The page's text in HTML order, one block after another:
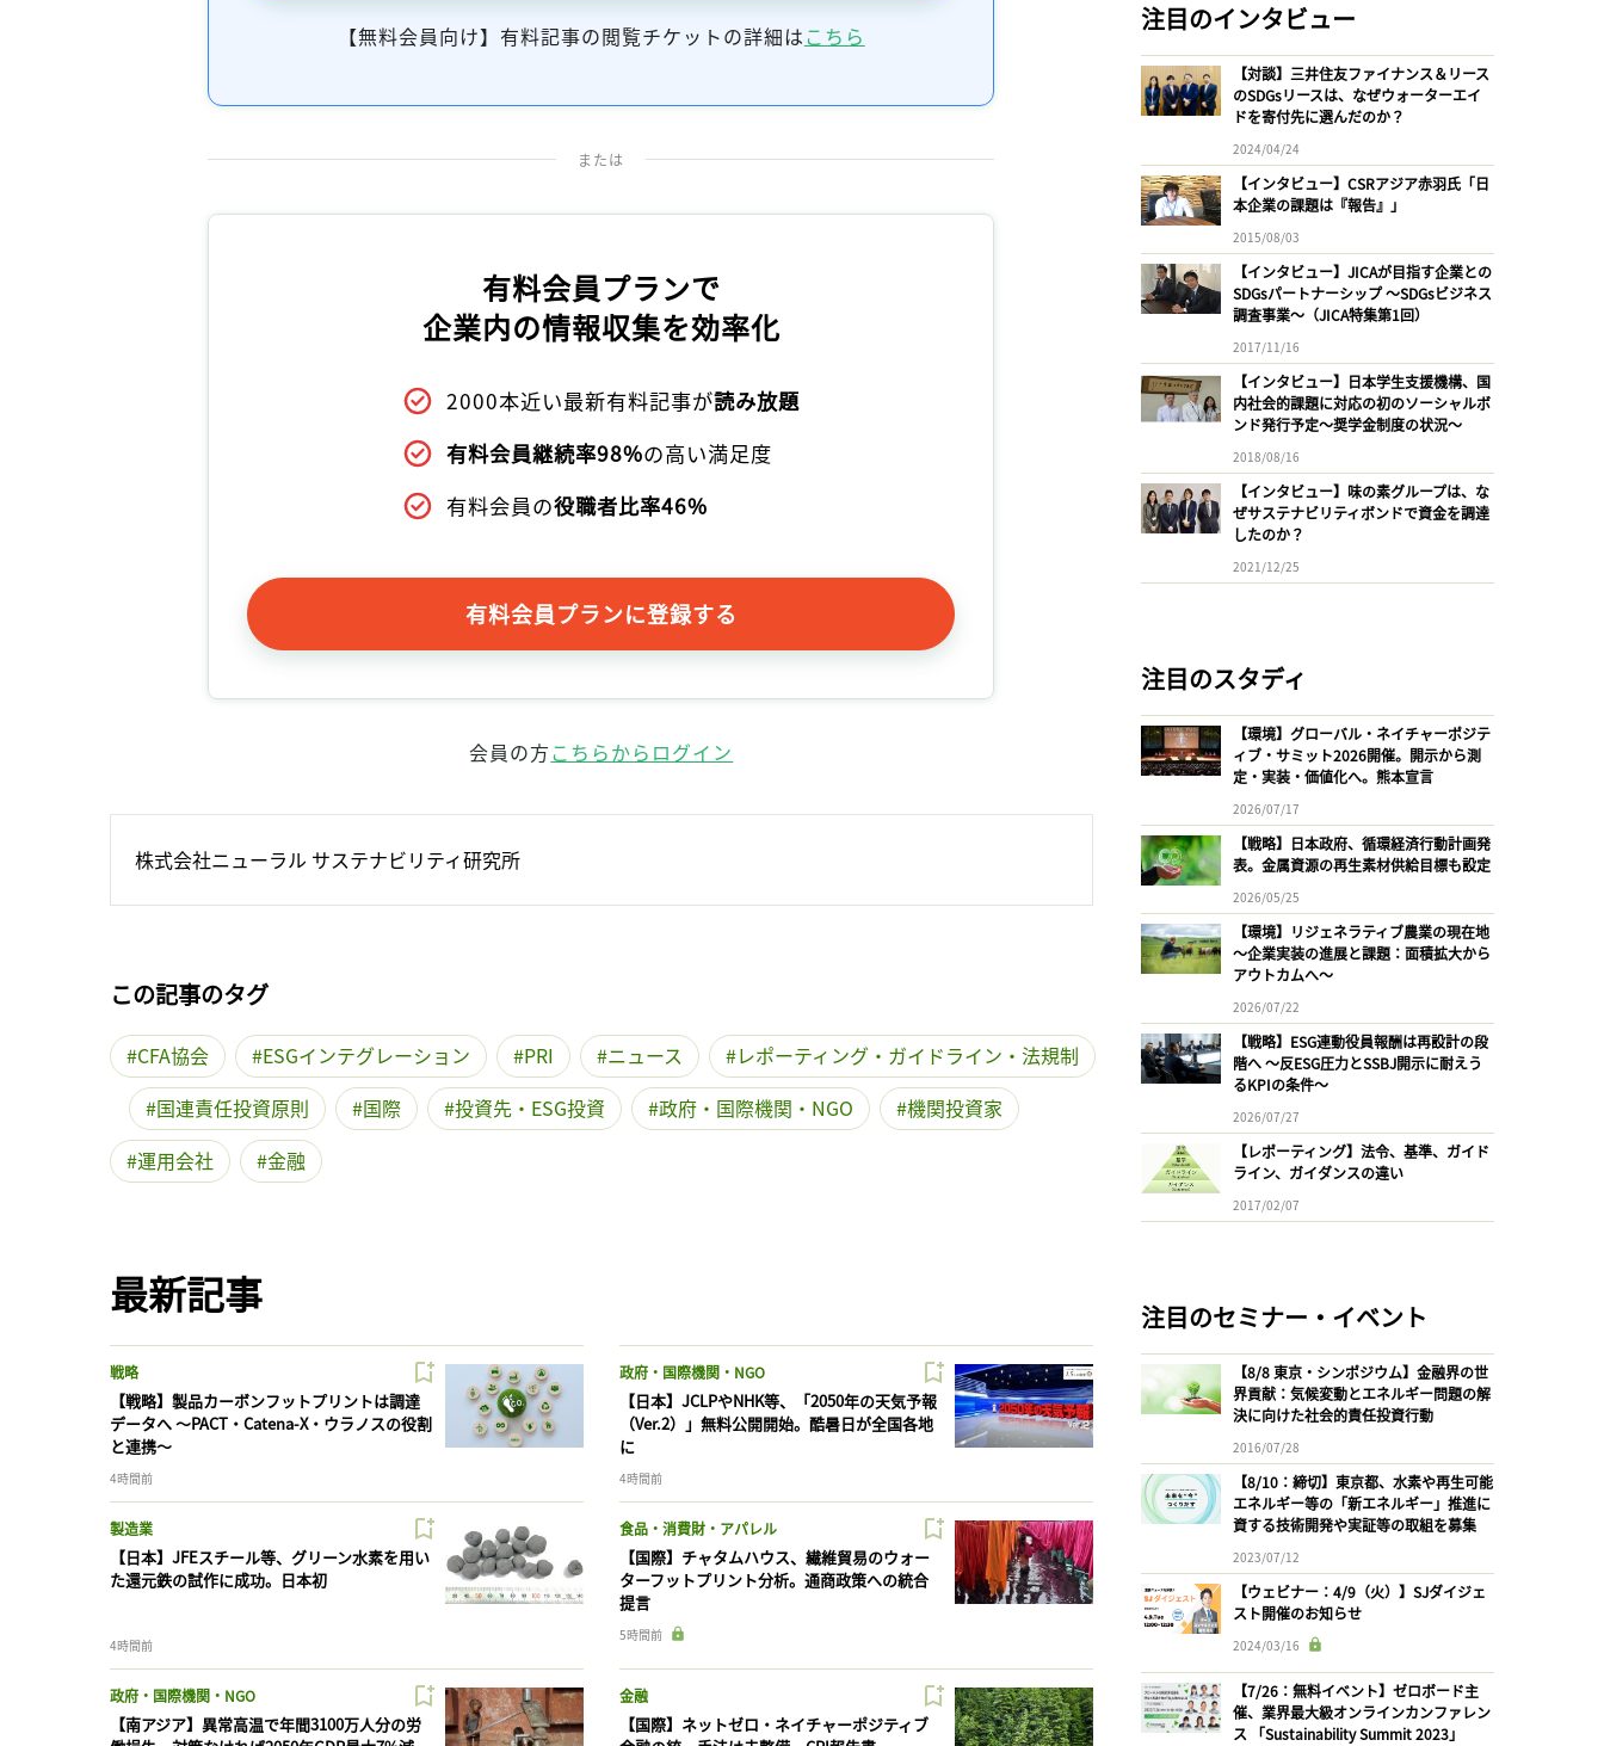
【無料会員向け】有料記事の閲覧チケットの詳細はこちら
または
有料会員プランで
企業内の情報収集を効率化
2000本近い最新有料記事が読み放題
有料会員継続率98%の高い満足度
有料会員の役職者比率46%
有料会員プランに登録する
会員の方こちらからログイン
株式会社ニューラル サステナビリティ研究所
この記事のタグ
CFA協会 ESGインテグレーション PRI ニュース
レポーティング・ガイドライン・法規制
国連責任投資原則
国際 投資先・ESG投資 政府・国際機関・NGO
機関投資家
運用会社
金融
最新記事
戦略
【戦略】製品カーボンフットプリントは調達
データへ 〜PACT・Catena-X・ウラノスの役割
と連携〜
4時間前
政府・国際機関・NGO
【日本】JCLPやNHK等、「2050年の天気予報
（Ver.2）」無料公開開始。酷暑日が全国各地
に
4時間前
製造業
【日本】JFEスチール等、グリーン水素を用い
た還元鉄の試作に成功。日本初
4時間前
食品・消費財・アパレル
【国際】チャタムハウス、繊維貿易のウォー
ターフットプリント分析。通商政策への統合
提言
5時間前
政府・国際機関・NGO
【南アジア】異常高温で年間3100万人分の労
金融
【国際】ネットゼロ・ネイチャーポジティブ
注目のインタビュー
【対談】三井住友ファイナンス＆リース
のSDGsリースは、なぜウォーターエイ
ドを寄付先に選んだのか？
2024/04/24
【インタビュー】CSRアジア赤羽氏「日
本企業の課題は『報告』」
2015/08/03
【インタビュー】JICAが目指す企業との
SDGsパートナーシップ 〜SDGsビジネス
調査事業〜（JICA特集第1回）
2017/11/16
【インタビュー】日本学生支援機構、国
内社会的課題に対応の初のソーシャルボ
ンド発行予定〜奨学金制度の状況〜
2018/08/16
【インタビュー】味の素グループは、な
ぜサステナビリティボンドで資金を調達
したのか？
2021/12/25
注目のスタディ
【環境】グローバル・ネイチャーポジテ
ィブ・サミット2026開催。開示から測
定・実装・価値化へ。熊本宣言
2026/07/17
【戦略】日本政府、循環経済行動計画発
表。金属資源の再生素材供給目標も設定
2026/05/25
【環境】リジェネラティブ農業の現在地
〜企業実装の進展と課題：面積拡大から
アウトカムへ〜
2026/07/22
【戦略】ESG連動役員報酬は再設計の段
階へ 〜反ESG圧力とSSBJ開示に耐えう
るKPIの条件〜
2026/07/27
【レポーティング】法令、基準、ガイド
ライン、ガイダンスの違い
2017/02/07
注目のセミナー・イベント
【8/8 東京・シンポジウム】金融界の世
界貢献：気候変動とエネルギー問題の解
決に向けた社会的責任投資行動
2016/07/28
【8/10：締切】東京都、水素や再生可能
エネルギー等の「新エネルギー」推進に
資する技術開発や実証等の取組を募集
2023/07/12
【ウェビナー：4/9（火）】SJダイジェ
スト開催のお知らせ
2024/03/16
【7/26：無料イベント】ゼロボード主
催、業界最大級オンラインカンファレン
ス 「Sustainability Summit 2023」
記事をお気に入りに保存するには
ログイン